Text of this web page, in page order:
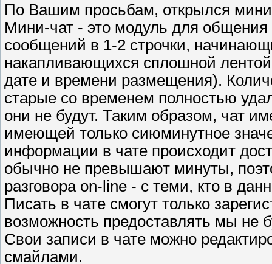
По Вашим просьбам, открылся
Мини-чат - это модуль для общения
сообщений в 1-2 строчки,
накапливающихся сплошной
дате и времени размещения).
старые со временем полностью
они не будут. Таким образом, чат
имеющей только сиюминутное
информации в чате происходит
обычно не превышают минуты,
разговора on-line - с теми, кто в
Писать в чате смогут только
возможность предоставлять мы не
Свои записи в чате можно
смайлами.